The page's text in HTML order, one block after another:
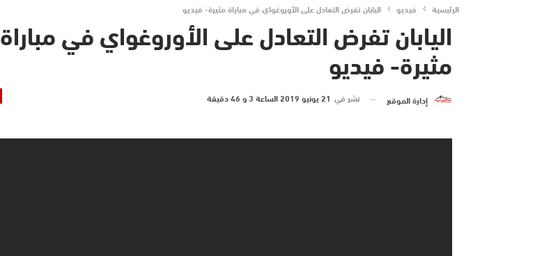
الرئيسية فيديو اليابان تفرض التعادل على الأوروغواي في مباراة مثيرة- فيديو
اليابان تفرض التعادل على الأوروغواي في مباراة
مثيرة- فيديو
إدارة الموقع نشر في 21 يونيو 2019 الساعة 3 و 46 دقيقة